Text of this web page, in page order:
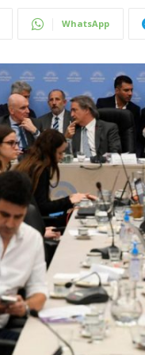
WhatsApp